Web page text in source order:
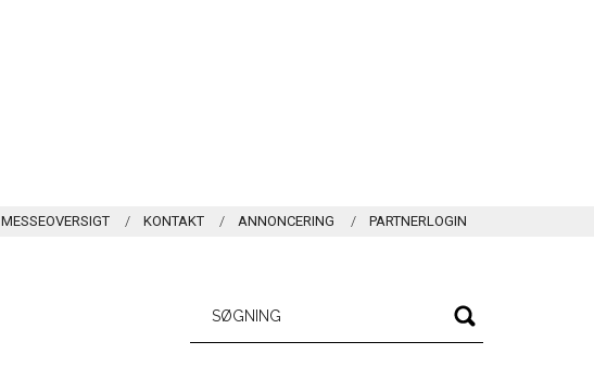
MESSEOVERSIGT KONTAKT ANNONCERING PARTNERLOGIN